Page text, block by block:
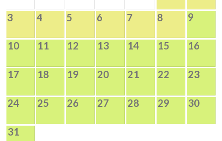
3 4 5 6 7 8 9
10 11 12 13 14 15 16
17 18 19 20 21 22 23
24 25 26 27 28 29 30
31